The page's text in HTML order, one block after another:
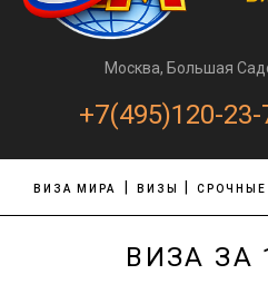
Москва, Большая
+7(495)120-23-
ВИЗА МИРА ВИЗЫ СРОЧНЫЕ
ВИЗА ЗА